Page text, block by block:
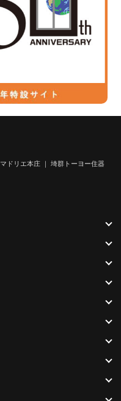
マドリエ本庄 ｜ 埼群トーヨー住器